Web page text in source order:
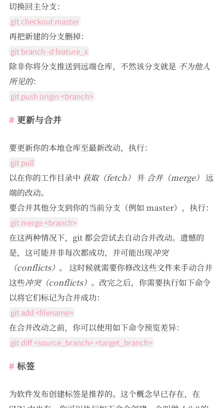
切换回主分支：
git checkout master
再把新建的分支删掉：
git branch -d feature_x
除非你将分支推送到远端仓库，不然该分支就是 不为他人
所见的：
git push origin <branch>
更新与合并
要更新你的本地仓库至最新改动，执行：
git pull
以在你的工作目录中 获取（fetch） 并 合并（merge） 远
端的改动。
要合并其他分支到你的当前分支（例如 master），执行：
git merge <branch>
在这两种情况下，git 都会尝试去自动合并改动。遗憾的
是，这可能并非每次都成功，并可能出现冲突
（conflicts） 。 这时候就需要你修改这些文件来手动合并
这些冲突（conflicts） 。改完之后，你需要执行如下命令
以将它们标记为合并成功：
git add <filename>
在合并改动之前，你可以使用如下命令预览差异：
git diff <source_branch> <target_branch>
标签
为软件发布创建标签是推荐的。这个概念早已存在，在